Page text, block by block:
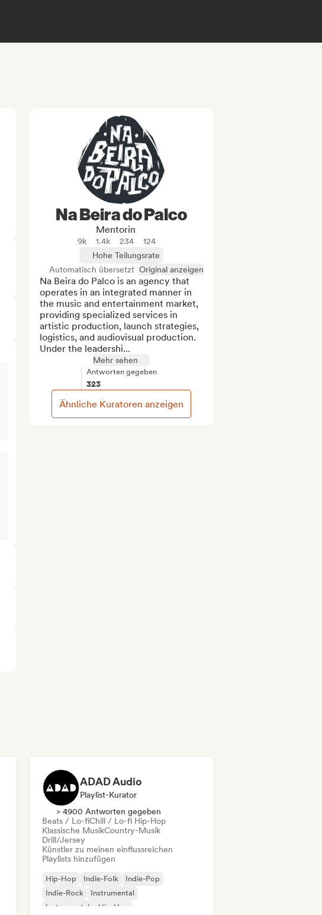
Na Beira do Palco
Mentorin
9k 1.4k 234
124
Hohe Teilungsrate
Automatisch übersetzt Original anzeigen
Na Beira do Palco is an agency that
operates in an integrated manner in
the music and entertainment market,
providing specialized services in
artistic production, launch strategies,
logistics, and audiovisual production.
Under the leadershi...
Mehr sehen
Antworten gegeben
323
Ähnliche Kuratoren anzeigen
ADAD Audio
Playlist-Kurator
> 4900 Antworten gegeben
Beats / Lo-fiChill / Lo-fi Hip-Hop
Klassische MusikCountry-Musik
Drill/Jersey
Künstler zu meinen einflussreichen
Playlists hinzufügen
Hip-Hop Indie-Folk
Indie-Pop
Indie-Rock
Instrumental
Instrumentaler Hip-Hop